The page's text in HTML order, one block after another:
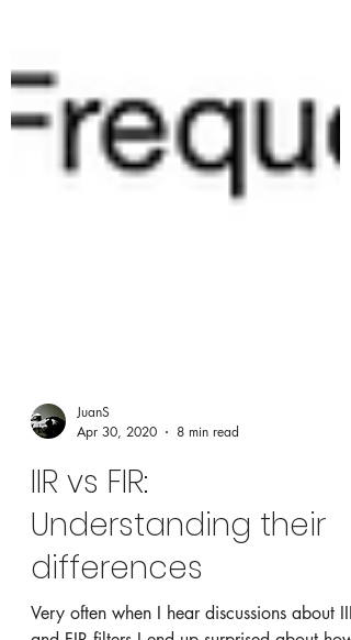
Apr 30, 2020
IIR vs FIR:
Understanding their
differences